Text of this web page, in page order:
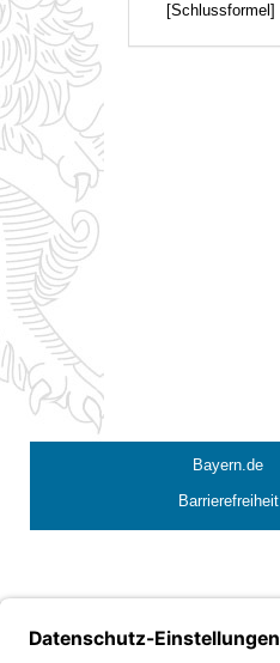
[Schlussformel]
Bayern.de
Barrierefreiheit